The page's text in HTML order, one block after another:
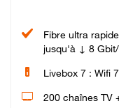
Fibre ultra
jusqu'à ↓ 8
Livebox 7 : Wifi
200 chaînes TV